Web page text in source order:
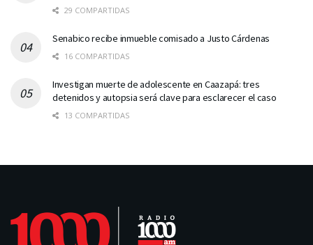
29 COMPARTIDAS
Senabico recibe inmueble comisado a Justo Cárdenas
16 COMPARTIDAS
Investigan muerte de adolescente en Caazapá: tres
detenidos y autopsia será clave para esclarecer el caso
13 COMPARTIDAS